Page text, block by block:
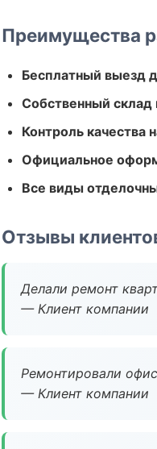
Преимущества
Бесплатный выезд
Собственный склад
Контроль качества
Официальное
Все виды
Отзывы
Делали ремонт
— Клиент компании
Ремонтировали
— Клиент компании